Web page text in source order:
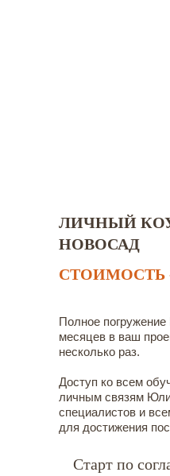
ЛИЧНЫЙ
НОВОСАД
Полное
месяцев в ваш
несколько раз.
Доступ ко всем
личным связям
специалистов и
для достижения
Старт по
СТОИМОСТЬ -